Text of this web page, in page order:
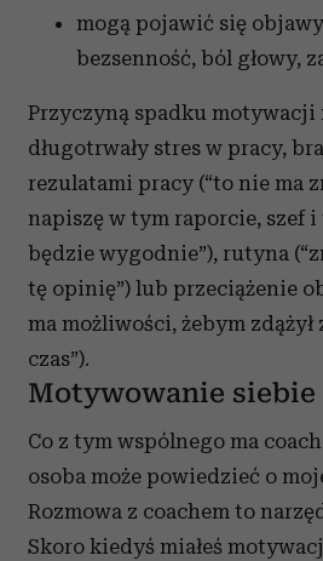
mogą pojawić się
bezsenność, ból głowy,
Przyczyną spadku motywacji
długotrwały stres w pracy,
rezulatami pracy (“to nie ma
napiszę w tym raporcie, szef
będzie wygodnie”), rutyna
tę opinię”) lub przeciążenie
ma możliwości, żebym
czas”).
Motywowanie siebie
Co z tym wspólnego ma
osoba może powiedzieć o
Rozmowa z coachem to
Skoro kiedyś miałeś